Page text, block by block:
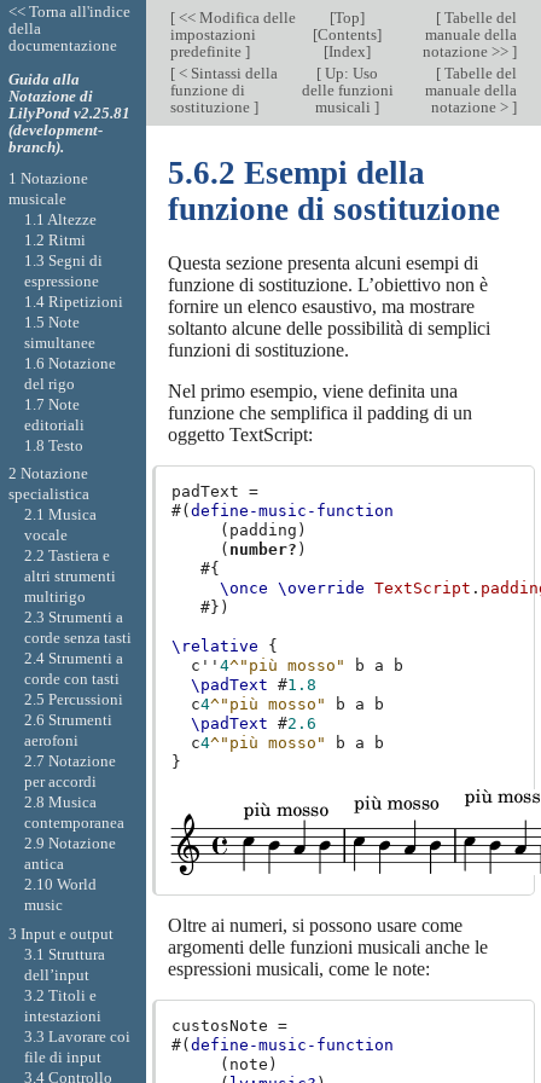
[<< Modifica delle
impostazioni
predefinite ]
[Top]
[Contents]
[Index]
[Tabelle del
manuale della
notazione >> ]
[< Sintassi della
funzione di
sostituzione ]
[ Up: Uso
delle funzioni
musicali]
[Tabelle del
manuale della
notazione > ]
5.6.2 Esempi della
funzione di sostituzione
Questa sezione presenta alcuni esempi di
funzione di sostituzione. L’obiettivo non è
fornire un elenco esaustivo, ma mostrare
soltanto alcune delle possibilità di semplici
funzioni di sostituzione.
Nel primo esempio, viene definita una
funzione che semplifica il padding di un
oggetto TextScript:
padText =
#( define-music-function
( padding )
( number? )
#{
\once \override TextScript .
#})
\relative
{
c'' 4^"più mosso" b a
b
\padText #1.8
c4^"più mosso" b a
b
\padText #2.6
c4^"più mosso" b a
b
}
Oltre ai numeri, si possono usare come
argomenti delle funzioni musicali anche le
espressioni musicali, come le note:
custosNote =
#( define-music-function
( note )
<< Torna all'indice
della
documentazione
Guida alla
Notazione di
LilyPond v2.25.81
(development-
branch).
1 Notazione
musicale
1.1 Altezze
1.2 Ritmi
1.3 Segni di
espressione
1.4 Ripetizioni
1.5 Note
simultanee
1.6 Notazione
del rigo
1.7 Note
editoriali
1.8 Testo
2 Notazione
specialistica
2.1 Musica
vocale
2.2 Tastiera e
altri strumenti
multirigo
2.3 Strumenti a
corde senza tasti
2.4 Strumenti a
corde con tasti
2.5 Percussioni
2.6 Strumenti
aerofoni
2.7 Notazione
per accordi
2.8 Musica
contemporanea
2.9 Notazione
antica
2.10 World
music
3 Input e output
3.1 Struttura
dell’input
3.2 Titoli e
intestazioni
3.3 Lavorare coi
file di input
3.4 Controllo